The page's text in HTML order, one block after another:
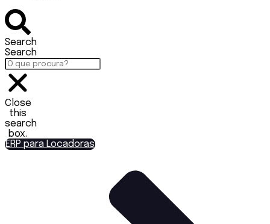
Search
Search
Close
this
search
box.
ERP para Locadoras